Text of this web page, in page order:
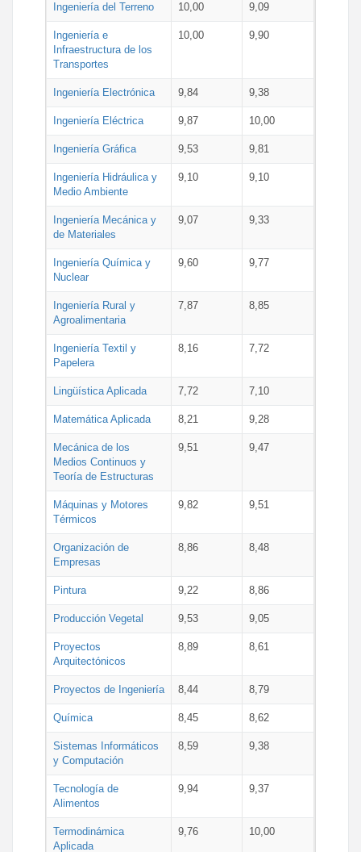
Ingeniería del Terreno 10,00 9,09
Ingeniería e
Infraestructura de los
Transportes
10,00 9,90
Ingeniería Electrónica 9,84 9,38
Ingeniería Eléctrica 9,87 10,00
Ingeniería Gráfica 9,53 9,81
Ingeniería Hidráulica y
Medio Ambiente
9,10 9,10
Ingeniería Mecánica y
de Materiales
9,07 9,33
Ingeniería Química y
Nuclear
9,60 9,77
Ingeniería Rural y
Agroalimentaria
7,87 8,85
Ingeniería Textil y
Papelera
8,16 7,72
Lingüística Aplicada 7,72 7,10
Matemática Aplicada 8,21 9,28
Mecánica de los
Medios Continuos y
Teoría de Estructuras
9,51 9,47
Máquinas y Motores
Térmicos
9,82 9,51
Organización de
Empresas
8,86 8,48
Pintura 9,22 8,86
Producción Vegetal 9,53 9,05
Proyectos
Arquitectónicos
8,89 8,61
Proyectos de Ingeniería 8,44 8,79
Química 8,45 8,62
Sistemas Informáticos
y Computación
8,59 9,38
Tecnología de
Alimentos
9,94 9,37
Termodinámica
Aplicada
9,76 10,00